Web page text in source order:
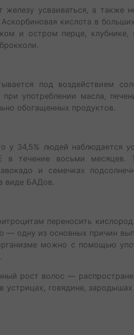
железу усваиваться, а также
кислота в
и остром перце, клубнике,
под воздействием
употреблении масла,
обогащенных продуктов.
у 34,5% людей наблюдается
в течение восьми месяцев.
и семечках
виде БАДов.
переносить
— одну из основных причин
можно с помощью
рост волос —
устрицах, говядине,